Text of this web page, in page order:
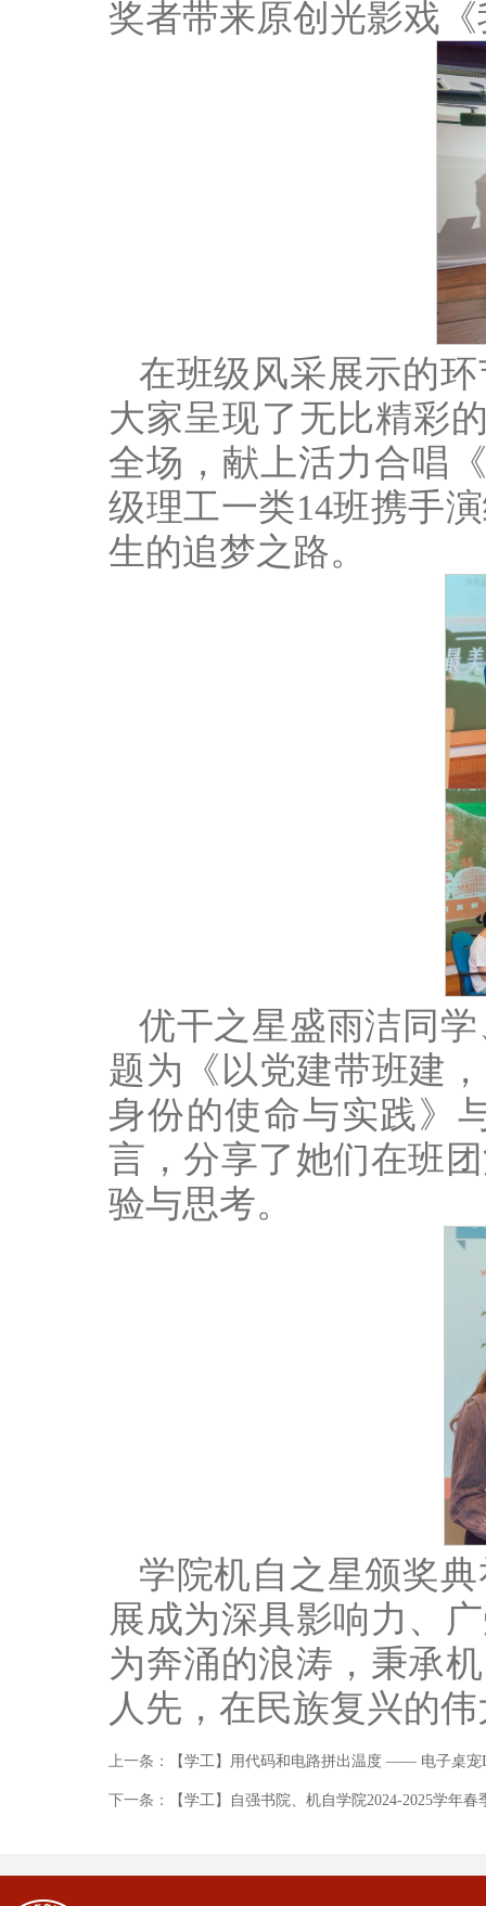
奖者带来原创光影戏
在班级风采展示的
大家呈现了无比精彩
全场，献上活力合唱
级理工一类14班携手
生的追梦之路。
优干之星盛雨洁同
题为《以党建带班建
身份的使命与实践》
言，分享了她们在班
验与思考。
学院机自之星颁奖
展成为深具影响力、
为奔涌的浪涛，秉承
人先，在民族复兴的
上一条： 【学工】用代码和电路拼出温度 —— 电子桌
下一条： 【学工】自强书院、机自学院2024-2025学年